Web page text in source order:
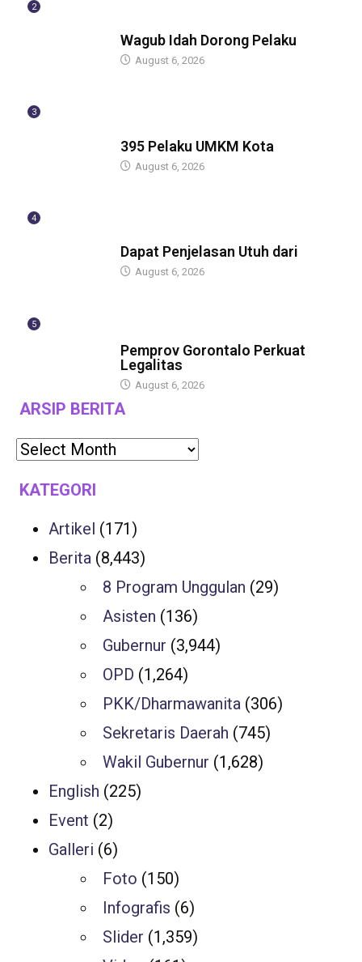
2
Wagub Idah Dorong Pelaku
August 6, 2026
3
395 Pelaku UMKM Kota
August 6, 2026
4
Dapat Penjelasan Utuh dari
August 6, 2026
5
Pemprov Gorontalo Perkuat
Legalitas
August 6, 2026
ARSIP BERITA
KATEGORI
Artikel (171)
Berita (8,443)
8 Program Unggulan (29)
Asisten (136)
Gubernur (3,944)
OPD (1,264)
PKK/Dharmawanita (306)
Sekretaris Daerah (745)
Wakil Gubernur (1,628)
English (225)
Event (2)
Galleri (6)
Foto (150)
Infografis (6)
Slider (1,359)